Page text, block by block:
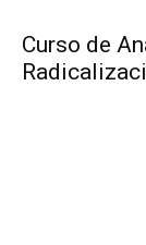
Curso de